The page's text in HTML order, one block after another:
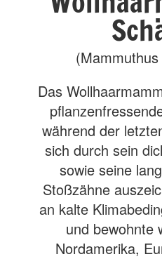
Das
während der
sich durch sein
sowie seine
Stoßzähne
an kalte
und bewohnte
Nordamerika,